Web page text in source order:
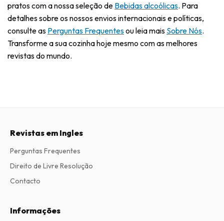
pratos com a nossa seleção de Bebidas alcoólicas. Para
detalhes sobre os nossos envios internacionais e políticas,
consulte as Perguntas Frequentesou leia mais Sobre Nós.
Transforme a sua cozinha hoje mesmo com as melhores
revistas do mundo.
Revistas em Ingles
Perguntas Frequentes
Direito de Livre Resolução
Contacto
Informações